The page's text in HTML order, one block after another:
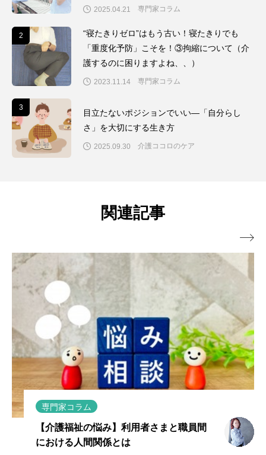
2025.04.21 専門家コラム
2
“寝たきりゼロ”はもう古い！寝たきりでも
「重度化予防」こそを！③拘縮について（介
護するのに困りますよね、、）
2023.11.14 専門家コラム
3
目立たないポジションでいい―「自分らし
さ」を大切にする生き方
2025.09.30 介護ココロのケア
関連記事
専門家コラム
【介護福祉の悩み】利用者さまと職員間
における人間関係とは
